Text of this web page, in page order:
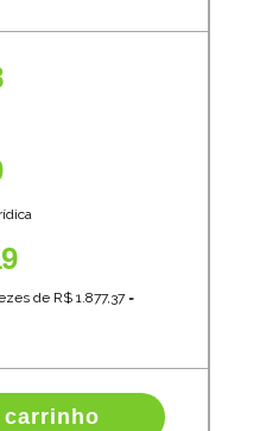
de R$ 1.877,37=